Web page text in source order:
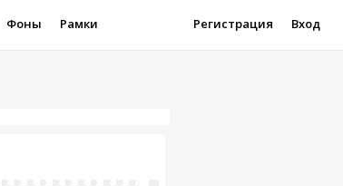
Фоны Рамки Регистрация Вход